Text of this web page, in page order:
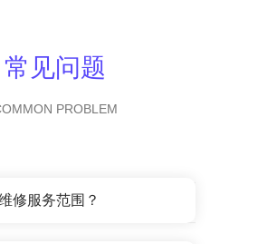
常见问题
PROBLEM
维修服务范围？